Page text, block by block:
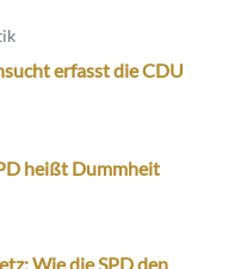
erfasst die CDU
heißt Dummheit
Wie die SPD den